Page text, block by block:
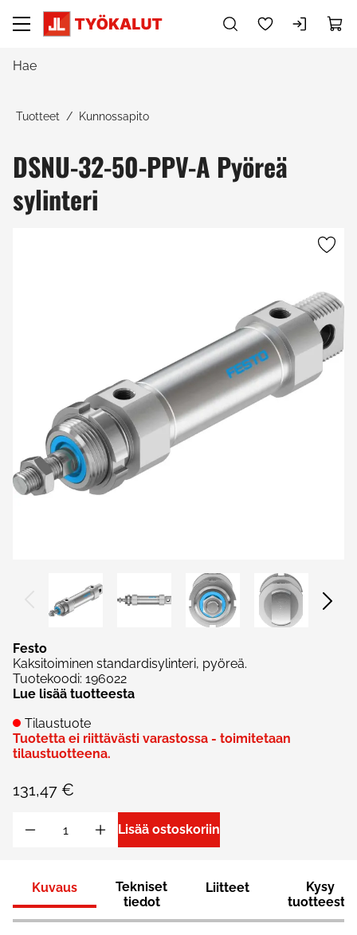
Tuotteet Kunnossapito
DSNU-32-50-PPV-A Pyöreä
sylinteri
Festo
Kaksitoiminen standardisylinteri, pyöreä.
Tuotekoodi: 196022
Lue lisää tuotteesta
Tilaustuote
Tuotetta ei riittävästi varastossa - toimitetaan
tilaustuotteena.
131,47 €
Lisää ostoskoriin
Kuvaus
Tekniset
tiedot
Liitteet
Kysy
tuotteesta